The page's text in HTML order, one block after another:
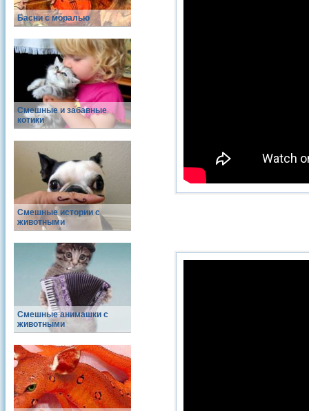
Басни с моралью
Смешные и забавные
котики
Смешные истории с
животными
Смешные анимашки с
животными